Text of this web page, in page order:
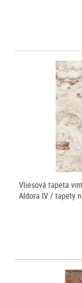
Vliesová tapeta
Aldora IV / tapety